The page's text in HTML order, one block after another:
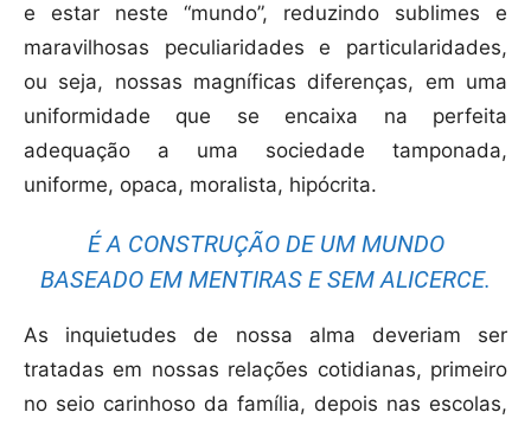
e estar neste “mundo”, reduzindo sublimes e
maravilhosas peculiaridades e particularidades,
ou seja, nossas magníficas diferenças, em uma
uniformidade que se encaixa na perfeita
adequação a uma sociedade tamponada,
uniforme, opaca, moralista, hipócrita.
É A CONSTRUÇÃO DE UM MUNDO
BASEADO EM MENTIRAS E SEM ALICERCE.
As inquietudes de nossa alma deveriam ser
tratadas em nossas relações cotidianas, primeiro
no seio carinhoso da família, depois nas escolas,